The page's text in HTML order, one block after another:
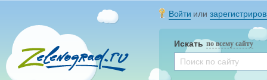
Войти или
Искать по всему сайту